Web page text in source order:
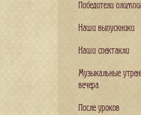
Победители
Наши выпускники
Наши спектакли
Музыкальные
вечера
После уроков